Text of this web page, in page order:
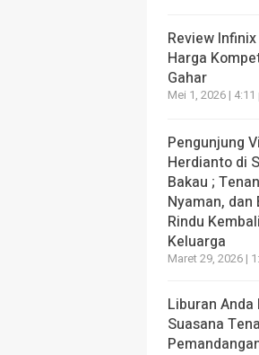
Review
Harga
Gahar
Mei 1, 2026 | 4:11
Pengunjung
Herdianto di
Bakau ;
Nyaman, dan
Rindu
Keluarga
Maret 29, 2026 |
Liburan
Suasana